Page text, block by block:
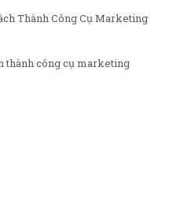
Thành Công Cụ Marketing
thành công cụ marketing